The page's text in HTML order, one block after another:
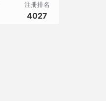
注册排名
4027